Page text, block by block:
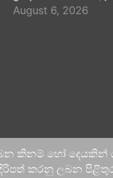
August 6, 2026
ලබන කිනම් හෝ
කරනු ලබන පිළිතුරු